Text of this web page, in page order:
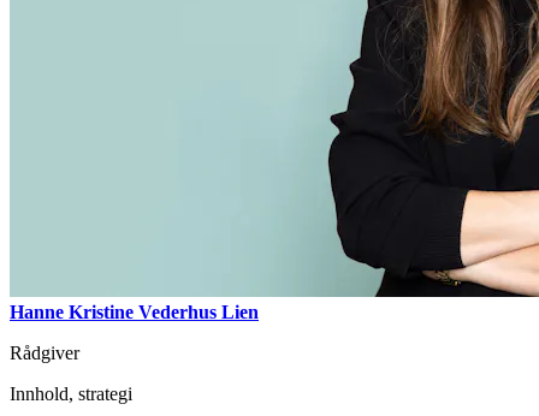
Hanne Kristine Vederhus Lien
Rådgiver
Innhold, strategi